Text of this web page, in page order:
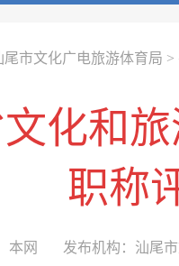
尾市文化广电旅游体育局 >
化和
职称
本网 发布机构： 汕尾